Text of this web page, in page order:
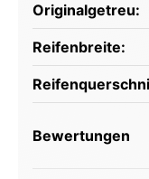
Originalgetreu:
Reifenbreite:
Bewertungen